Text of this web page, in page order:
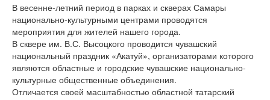
В весенне-летний период в парках и скверах Самары
национально-культурными центрами проводятся
мероприятия для жителей нашего города.
В сквере им. В.С. Высоцкого проводится чувашский
национальный праздник «Акатуй», организаторами которого
являются областные и городские чувашские национально-
культурные общественные объединения.
Отличается своей масштабностью областной татарский